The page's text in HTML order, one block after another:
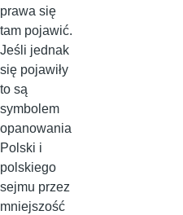
prawa się
tam pojawić.
Jeśli jednak
się pojawiły
to są
symbolem
opanowania
Polski i
polskiego
sejmu przez
mniejszość